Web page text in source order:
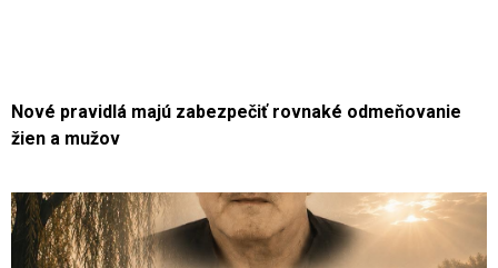
Nové pravidlá majú zabezpečiť rovnaké odmeňovanie
žien a mužov